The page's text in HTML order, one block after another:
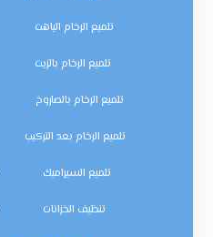
تلميع الرخام الباهت
تلميع الرخام بالزيت
تلميع الرخام بالصاروخ
تلميع الرخام بعد التركيب
تلميع السيراميك
تنظيف الخزانات